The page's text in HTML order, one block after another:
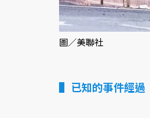
圖／美聯社
已知的事件經過